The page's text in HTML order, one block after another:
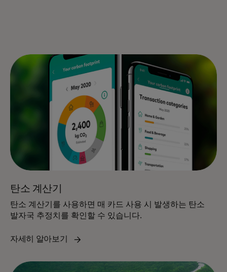
탄소 계산기
탄소 계산기를 사용하면 매 카드 사용 시 발생하는 탄소
발자국 추정치를 확인할 수 있습니다.
자세히 알아보기